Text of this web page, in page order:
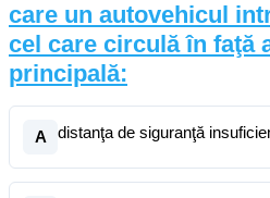
care un autovehicul
cel care circulă în faţă
principală:
A distanţa de siguranţă